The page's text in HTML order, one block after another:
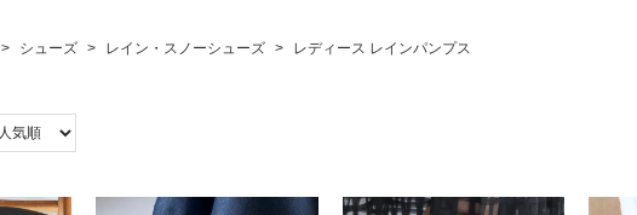
> シューズ > レイン・スノーシューズ > レディース レインパンプス